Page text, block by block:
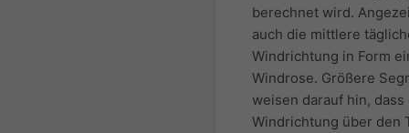
berechnet wird.
auch die mittlere
Windrichtung in Form
Windrose. Größere
weisen darauf hin, dass
Windrichtung über den